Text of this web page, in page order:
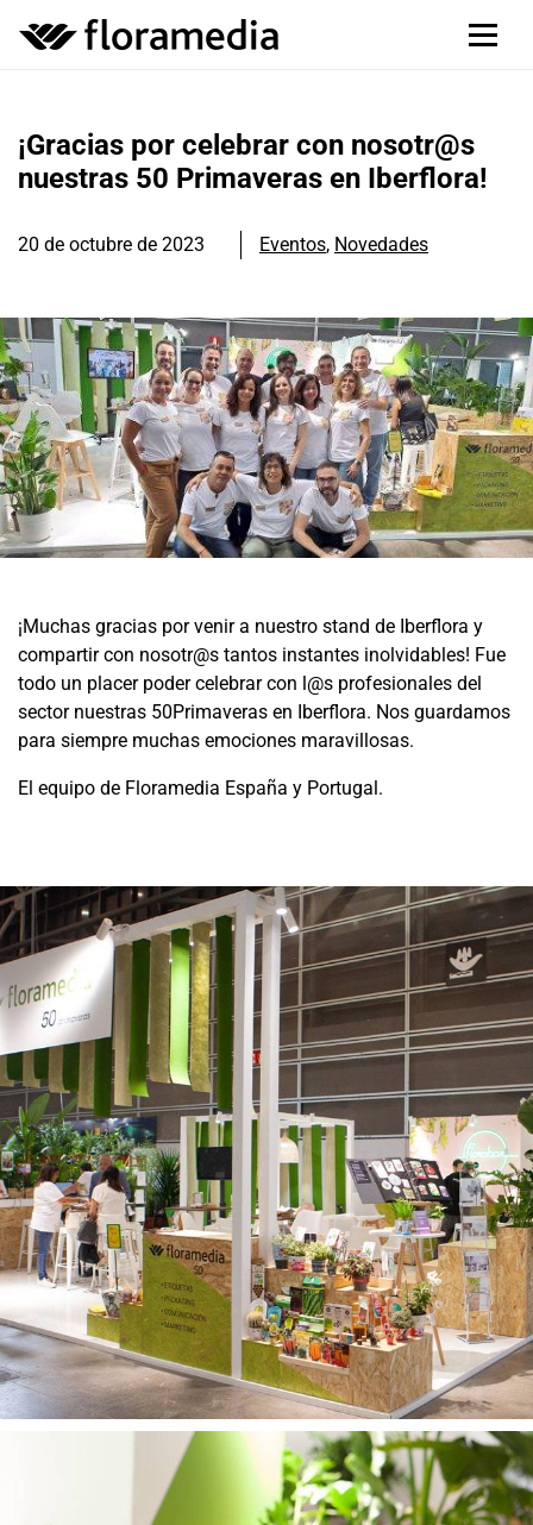
¡Gracias por celebrar con nosotr@s
nuestras 50 Primaveras en Iberflora!
20 de octubre de 2023 Eventos, Novedades
¡Muchas gracias por venir a nuestro stand de Iberflora y
compartir con nosotr@s tantos instantes inolvidables! Fue
todo un placer poder celebrar con l@s profesionales del
sector nuestras 50Primaveras en Iberflora. Nos guardamos
para siempre muchas emociones maravillosas.
El equipo de Floramedia España y Portugal.